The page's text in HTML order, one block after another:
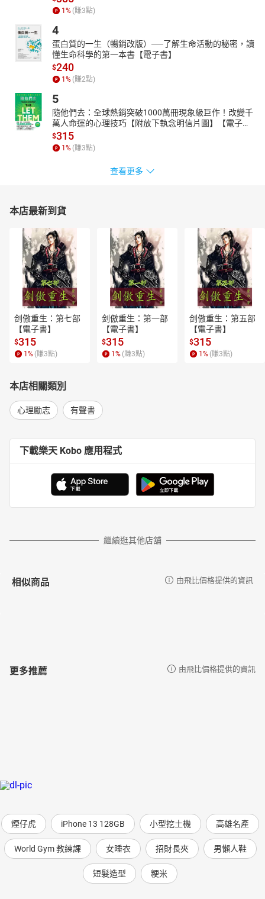
1% (賺3點)
4
蛋白質的一生（暢銷改版）──了解生命活動的秘密，讀
懂生命科學的第一本書【電子書】
$240
1% (賺2點)
5
隨他們去：全球熱銷突破1000萬冊現象級巨作！改變千
萬人命運的心理技巧【附放下執念明信片圖】【電子
書】
$315
1% (賺3點)
查看更多
本店最新到貨
剑傲重生：第七部
【電子書】
$315
1 % (賺3點)
剑傲重生：第一部
【電子書】
$315
1 % (賺3點)
剑傲重生：第五部
【電子書】
$315
1 % (賺3點)
本店相關類別
心理勵志 有聲書
下載樂天 Kobo 應用程式
繼續逛其他店舖
相似商品 由飛比價格提供的資訊
更多推薦 由飛比價格提供的資訊
煙仔虎 iPhone 13 128GB 小型挖土機 高雄名產
World Gym 教練課 女睡衣 招財長夾 男懶人鞋
短髮造型 粳米